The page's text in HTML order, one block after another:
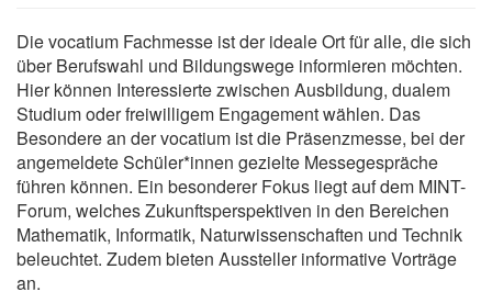
Die vocatium Fachmesse ist der ideale Ort für alle, die sich
über Berufswahl und Bildungswege informieren möchten.
Hier können Interessierte zwischen Ausbildung, dualem
Studium oder freiwilligem Engagement wählen. Das
Besondere an der vocatium ist die Präsenzmesse, bei der
angemeldete Schüler*innen gezielte Messegespräche
führen können. Ein besonderer Fokus liegt auf dem MINT-
Forum, welches Zukunftsperspektiven in den Bereichen
Mathematik, Informatik, Naturwissenschaften und Technik
beleuchtet. Zudem bieten Aussteller informative Vorträge
an.